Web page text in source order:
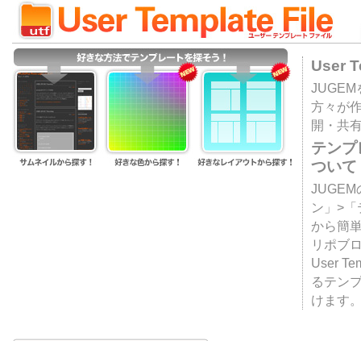
User
JUGEM
方々が
開・共
テン
ついて
JUGEM
ン」>
から簡
リポブ
User
るテン
けます